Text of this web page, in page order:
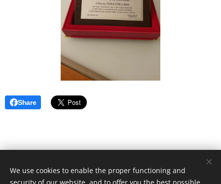
Share
© 2019 tutti i diritti riservati a Cinzia Braulinese Pier Pura Energia
D'amore APS C.F.& P.IVA 02921240301
We use cookies to enable the proper functioning and